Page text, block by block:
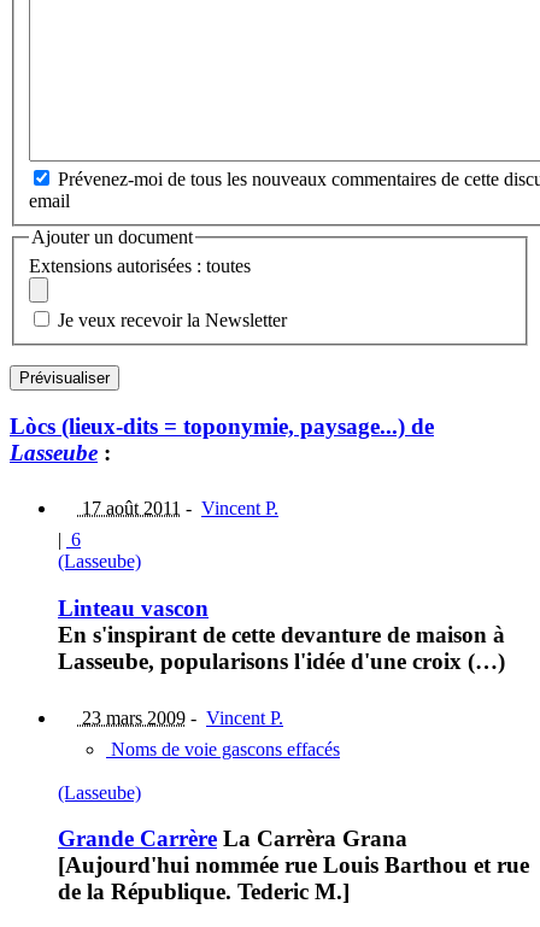
Prévenez-moi de tous les nouveaux commentaires de cette
email
Ajouter un document
Extensions autorisées : toutes
Je veux recevoir la Newsletter
Lòcs (lieux-dits = toponymie, paysage...) de
Lasseube :
17 août 2011 - Vincent P.
| 6
(Lasseube)
Linteau vascon
En s'inspirant de cette devanture de maison à
Lasseube, popularisons l'idée d'une croix (…)
23 mars 2009 - Vincent P.
Noms de voie gascons effacés
(Lasseube)
Grande Carrère La Carrèra Grana
[Aujourd'hui nommée rue Louis Barthou et rue
de la République. Tederic M.]